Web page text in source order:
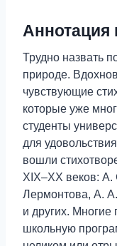
Аннотация
Трудно назвать
природе.
чувствующие
которые уже
студенты
для
вошли
XIX–XX веков:
Лермонтова, А.
и других.
школьную